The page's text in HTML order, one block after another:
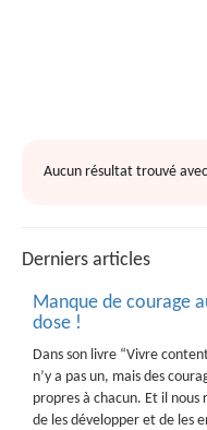
Aucun résultat trouvé
Derniers articles
Manque de courage
dose !
Dans son livre “Vivre
n’y a pas un, mais des
propres à chacun. Et il nous
de les développer et de les